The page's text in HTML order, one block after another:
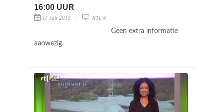
16:00 UUR
11 Juli 2013 RTL 4
Geen extra informatie
aanwezig.